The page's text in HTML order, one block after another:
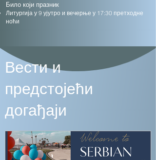
Било који празник
Литургија у 9 ујутро и вечерње у 17:30 претходне
ноћи
Вести и
предстојећи
догађаји